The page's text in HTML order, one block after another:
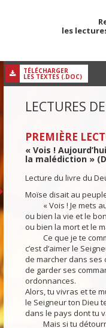
les
TÉLÉCHARGER
LES TEXTES (.DOC)
LECTURES
PREMIÈRE
« Vois !
la malédiction »
Lecture du livre du
Moïse disait au
« Vois ! Je mets
ou bien la vie et le
ou bien la mort et le
Ce que je te
c’est d’aimer le
de marcher dans ses
de garder ses
ordonnances.
Alors, tu vivras et te
le Seigneur ton Dieu
dans le pays dont tu
Mais si tu